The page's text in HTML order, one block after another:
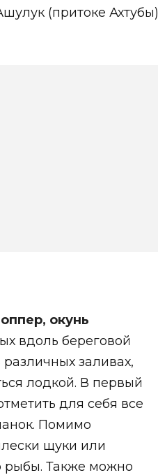
(притоке Ахтубы)
вдоль береговой
заливах,
лодкой. В первый
для себя все
Помимо
щуки или
рыбы. Также можно